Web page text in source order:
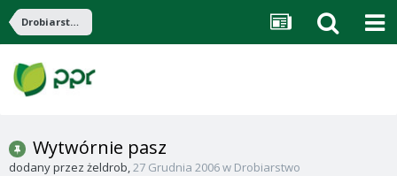
Drobiarstwo
Wytwórnie pasz
dodany przez żeldrob,27 Grudnia 2006w Drobiarstwo